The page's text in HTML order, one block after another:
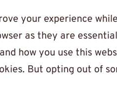
your experience
as they are
how you use this
But opting out of